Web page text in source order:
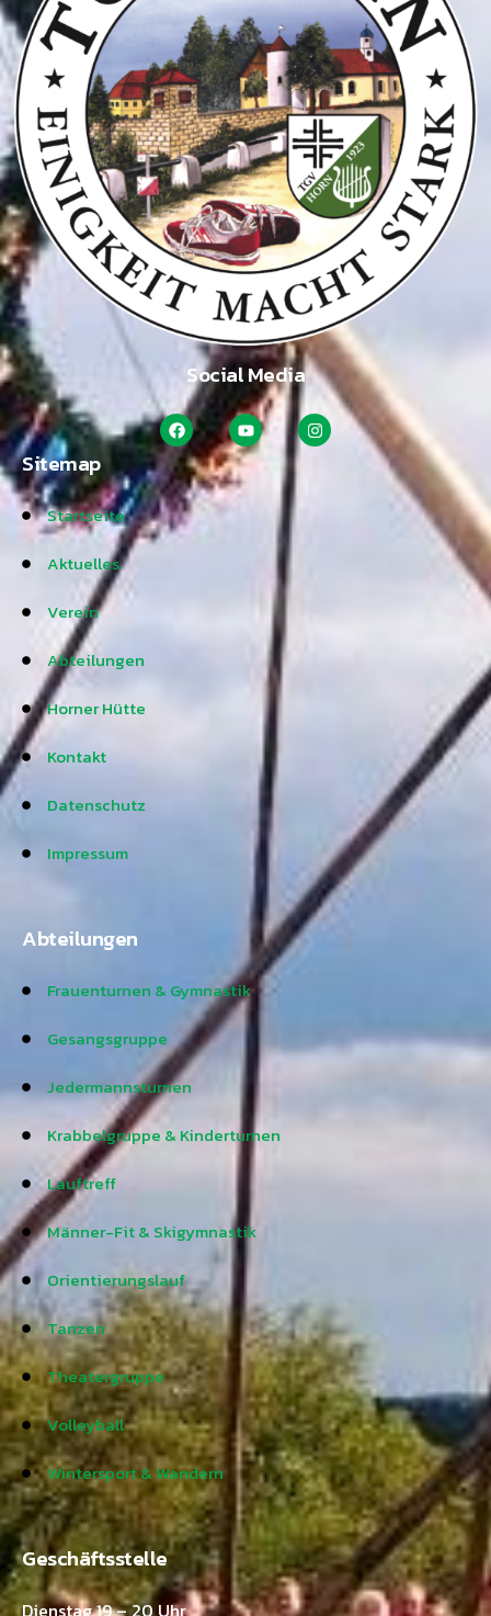
Social Media
Sitemap
Startseite
Aktuelles
Verein
Abteilungen
Horner Hütte
Kontakt
Datenschutz
Impressum
Abteilungen
Frauenturnen & Gymnastik
Gesangsgruppe
Jedermannsturnen
Krabbelgruppe & Kinderturnen
Lauftreff
Männer-Fit & Skigymnastik
Orientierungslauf
Tanzen
Theatergruppe
Volleyball
Wintersport & Wandern
Geschäftsstelle
Dienstag 19 – 20 Uhr